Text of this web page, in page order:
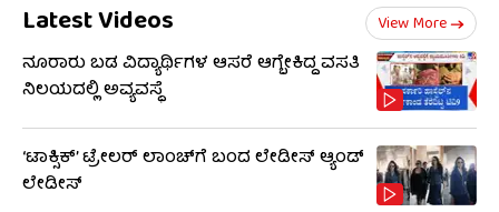
Latest Videos View More
ನೂರಾರು ಬಡ ವಿದ್ಯಾರ್ಥಿಗಳ ಆಸರೆ ಆಗ್ಬೇಕಿದ್ದ ವಸತಿ
ನಿಲಯದಲ್ಲಿ ಅವ್ಯವಸ್ಥೆ
‘ಟಾಕ್ಸಿಕ್’ ಟ್ರೇಲರ್ ಲಾಂಚ್​ಗೆ ಬಂದ ಲೇಡೀಸ್ ಆ್ಯಂಡ್
ಲೇಡೀಸ್